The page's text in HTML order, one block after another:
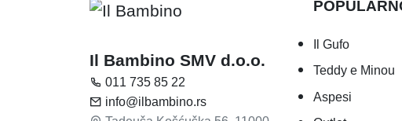
Il Bambino SMV d.o.o.
011 735 85 22
info@ilbambino.rs
Il Gufo
Teddy e Minou
Aspesi